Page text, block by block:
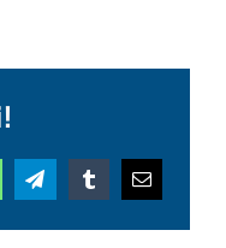
TelegramTumblrEmail